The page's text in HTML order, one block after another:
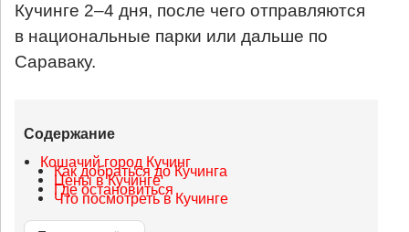
Кучинге 2–4 дня, после чего отправляются
в национальные парки или дальше по
Сараваку.
Содержание
Кошачий город Кучинг
Как добраться до Кучинга
Цены в Кучинге
Где остановиться
Что посмотреть в Кучинге